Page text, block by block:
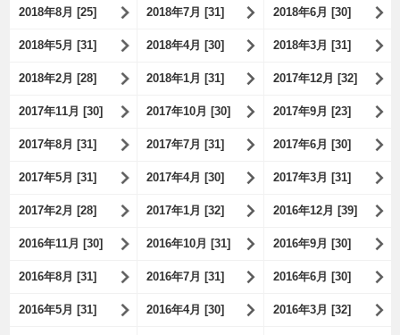
2018年8月 [25] 2018年7月 [31] 2018年6月 [30]
2018年5月 [31] 2018年4月 [30] 2018年3月 [31]
2018年2月 [28] 2018年1月 [31] 2017年12月 [32]
2017年11月 [30] 2017年10月 [30] 2017年9月 [23]
2017年8月 [31] 2017年7月 [31] 2017年6月 [30]
2017年5月 [31] 2017年4月 [30] 2017年3月 [31]
2017年2月 [28] 2017年1月 [32] 2016年12月 [39]
2016年11月 [30] 2016年10月 [31] 2016年9月 [30]
2016年8月 [31] 2016年7月 [31] 2016年6月 [30]
2016年5月 [31] 2016年4月 [30] 2016年3月 [32]